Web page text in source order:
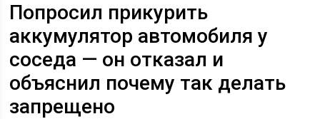
Попросил прикурить
аккумулятор автомобиля у
соседа — он отказал и
объяснил почему так делать
запрещено